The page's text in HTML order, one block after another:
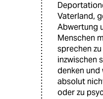
Vaterland,
Abwertung
Menschen
sprechen
inzwischen
denken und
absolut
oder zu